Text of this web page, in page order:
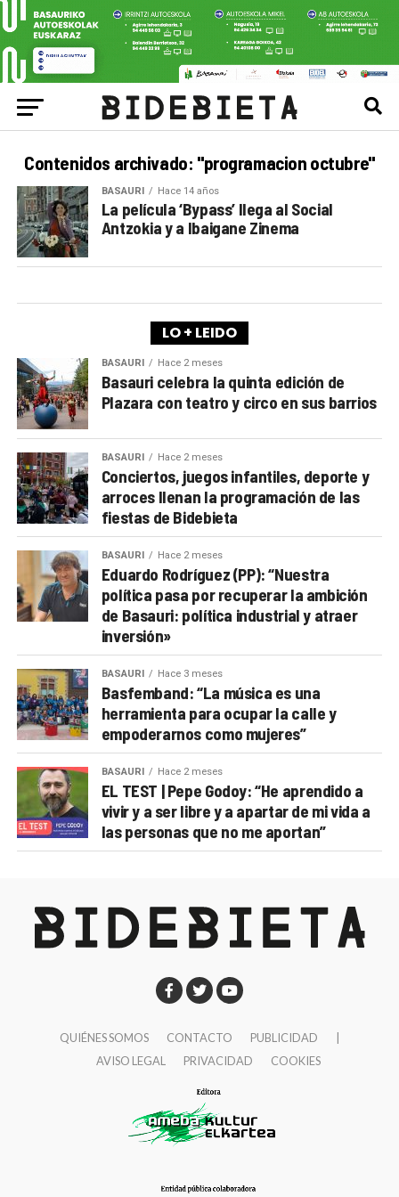
Contenidos archivado: "programacion octubre"
BASAURI Hace 14 años
La película ‘Bypass’ llega al Social
Antzokia y a Ibaigane Zinema
LO + LEIDO
BASAURI Hace 2 meses
Basauri celebra la quinta edición de
Plazara con teatro y circo en sus barrios
BASAURI Hace 2 meses
Conciertos, juegos infantiles, deporte y
arroces llenan la programación de las
fiestas de Bidebieta
BASAURI Hace 2 meses
Eduardo Rodríguez (PP): “Nuestra
política pasa por recuperar la ambición
de Basauri: política industrial y atraer
inversión»
BASAURI Hace 3 meses
Basfemband: “La música es una
herramienta para ocupar la calle y
empoderarnos como mujeres”
BASAURI Hace 2 meses
EL TEST | Pepe Godoy: “He aprendido a
vivir y a ser libre y a apartar de mi vida a
las personas que no me aportan”
QUIÉNES SOMOS CONTACTO PUBLICIDAD
AVISO LEGAL
PRIVACIDAD COOKIES